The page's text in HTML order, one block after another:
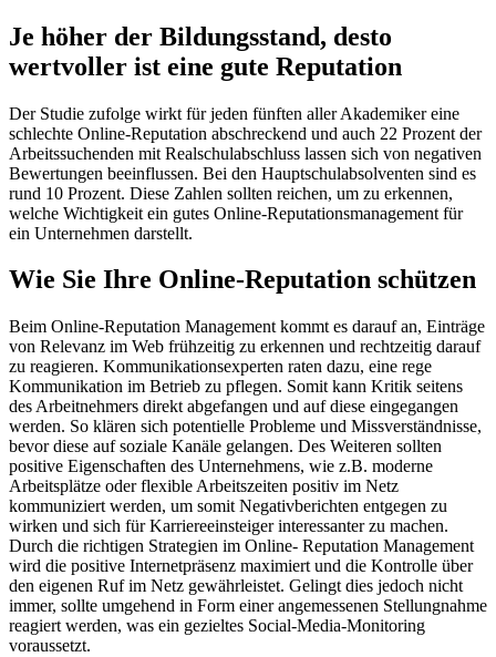
Je höher der Bildungsstand, desto
wertvoller ist eine gute Reputation
Der Studie zufolge wirkt für jeden fünften aller Akademiker eine
schlechte Online-Reputation abschreckend und auch 22 Prozent der
Arbeitssuchenden mit Realschulabschluss lassen sich von negativen
Bewertungen beeinflussen. Bei den Hauptschulabsolventen sind es
rund 10 Prozent. Diese Zahlen sollten reichen, um zu erkennen,
welche Wichtigkeit ein gutes Online-Reputationsmanagement für
ein Unternehmen darstellt.
Wie Sie Ihre Online-Reputation schützen
Beim Online-Reputation Management kommt es darauf an, Einträge
von Relevanz im Web frühzeitig zu erkennen und rechtzeitig darauf
zu reagieren. Kommunikationsexperten raten dazu, eine rege
Kommunikation im Betrieb zu pflegen. Somit kann Kritik seitens
des Arbeitnehmers direkt abgefangen und auf diese eingegangen
werden. So klären sich potentielle Probleme und Missverständnisse,
bevor diese auf soziale Kanäle gelangen. Des Weiteren sollten
positive Eigenschaften des Unternehmens, wie z.B. moderne
Arbeitsplätze oder flexible Arbeitszeiten positiv im Netz
kommuniziert werden, um somit Negativberichten entgegen zu
wirken und sich für Karriereeinsteiger interessanter zu machen.
Durch die richtigen Strategien im Online- Reputation Management
wird die positive Internetpräsenz maximiert und die Kontrolle über
den eigenen Ruf im Netz gewährleistet. Gelingt dies jedoch nicht
immer, sollte umgehend in Form einer angemessenen Stellungnahme
reagiert werden, was ein gezieltes Social-Media-Monitoring
voraussetzt.